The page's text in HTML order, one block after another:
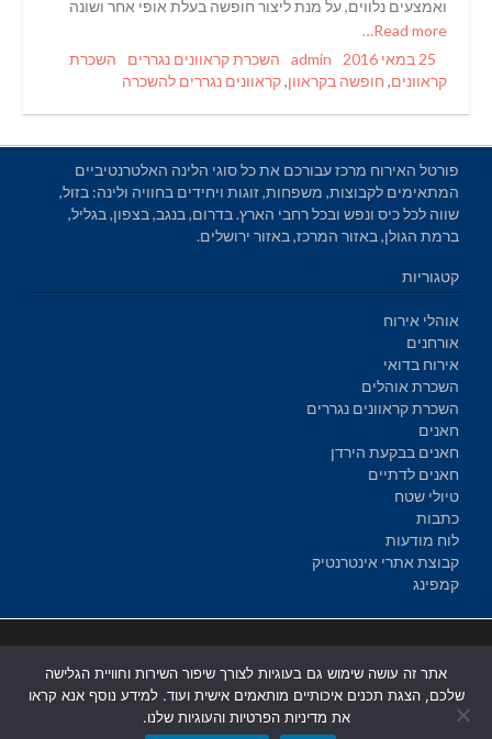
ואמצעים נלווים, על מנת ליצור חופשה בעלת אופי אחר ושונה
Read more…
Posted
on
25 במאי 2016 Author
admin
Categories
השכרת קראוונים נגררים Tags
השכרת
קראוונים, חופשה בקראוון,קראוונים נגררים להשכרה
פורטל האירוח מרכז עבורכם את כל סוגי הלינה האלטרנטיביים
המתאימים לקבוצות, משפחות, זוגות ויחידים בחוויה ולינה: בזול,
שווה לכל כיס ונפש ובכל רחבי הארץ. בדרום, בנגב, בצפון, בגליל,
ברמת הגולן, באזור המרכז, באזור ירושלים.
קטגוריות
אוהלי אירוח
אורחנים
אירוח בדואי
השכרת אוהלים
השכרת קראוונים נגררים
חאנים
חאנים בבקעת הירדן
חאנים לדתיים
טיולי שטח
כתבות
לוח מודעות
קבוצת אתרי אינטרנטיק
קמפינג
אתרים בבאר שבע|
אתר זה עושה שימוש גם בעוגיות לצורך שיפור השירות וחוויית הגלישה
שלכם, הצגת תכנים איכותיים מותאמים אישית ועוד. למידע נוסף אנא קראו
את מדיניות הפרטיות והעוגיות שלנו.